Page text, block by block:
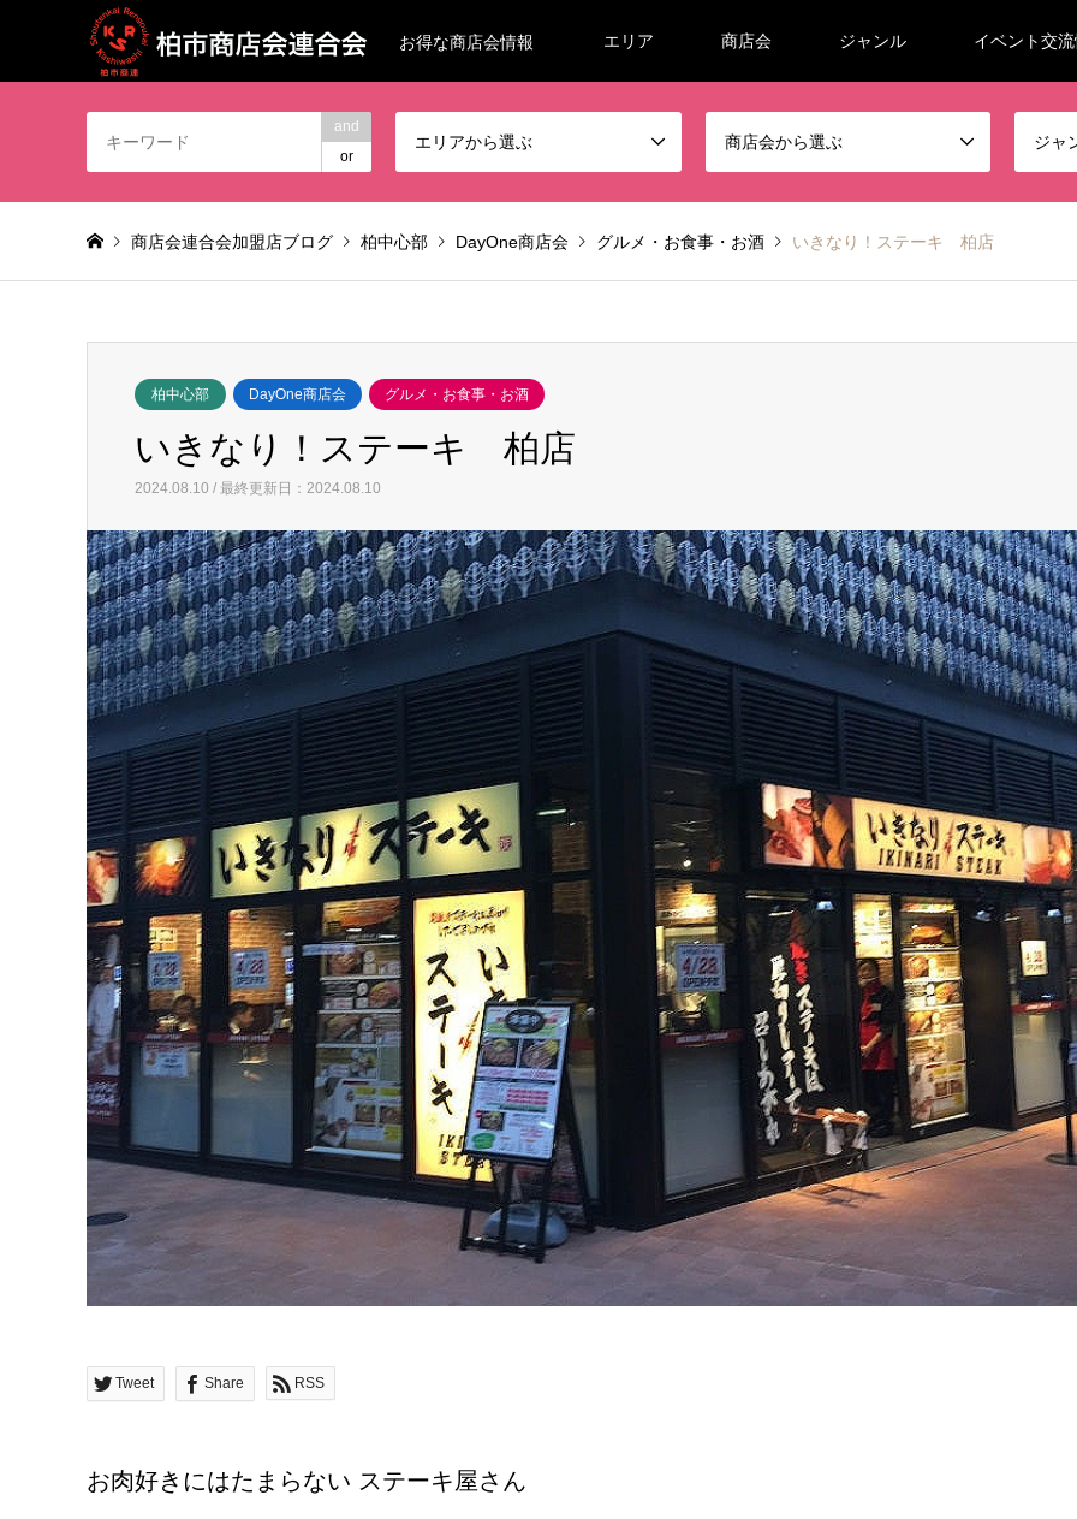
お得な商店会情報 エリア 商店会 ジャンル イベント交
and
or
エリアから選ぶ 商店会から選ぶ ジャ
商店会連合会加盟店ブログ 柏中心部 DayOne商店会 グルメ・お食事・お酒 いきなり！ステーキ 柏店
柏中心部 DayOne商店会 グルメ・お食事・お酒
いきなり！ステーキ 柏店
2024.08.10 / 最終更新日：2024.08.10
Tweet Share RSS
お肉好きにはたまらない ステーキ屋さん